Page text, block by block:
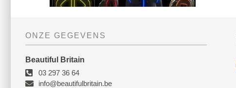
ONZE GEGEVENS
Beautiful Britain
03 297 36 64
info@beautifulbritain.be